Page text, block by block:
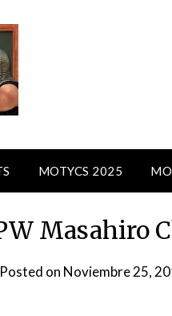
MOTYCS 2025
Masahiro
Posted on Noviembre 25,